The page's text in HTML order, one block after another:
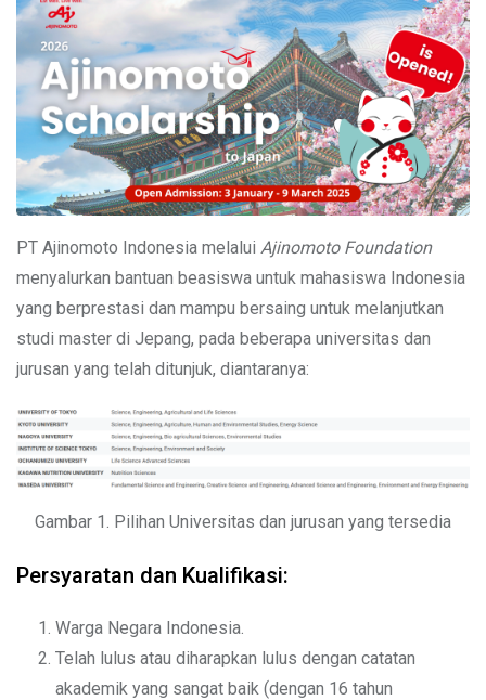
PT Ajinomoto Indonesia melalui Ajinomoto Foundation
menyalurkan bantuan beasiswa untuk mahasiswa Indonesia
yang berprestasi dan mampu bersaing untuk melanjutkan
studi master di Jepang, pada beberapa universitas dan
jurusan yang telah ditunjuk, diantaranya:
Gambar 1. Pilihan Universitas dan jurusan yang tersedia
Persyaratan dan Kualifikasi:
Warga Negara Indonesia.
Telah lulus atau diharapkan lulus dengan catatan
akademik yang sangat baik (dengan 16 tahun